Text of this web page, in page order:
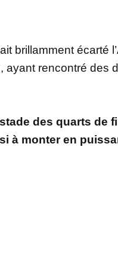
brillamment écarté
ayant rencontré des
des quarts de
à monter en